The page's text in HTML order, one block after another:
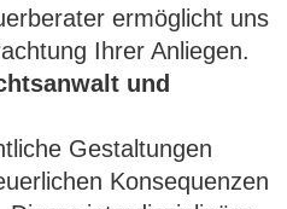
ermöglicht uns
Ihrer Anliegen.
und
Gestaltungen
Konsequenzen